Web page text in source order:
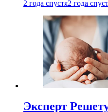
2 года спустя2 года
Эксперт